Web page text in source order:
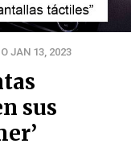
JAN 13, 2023
sus